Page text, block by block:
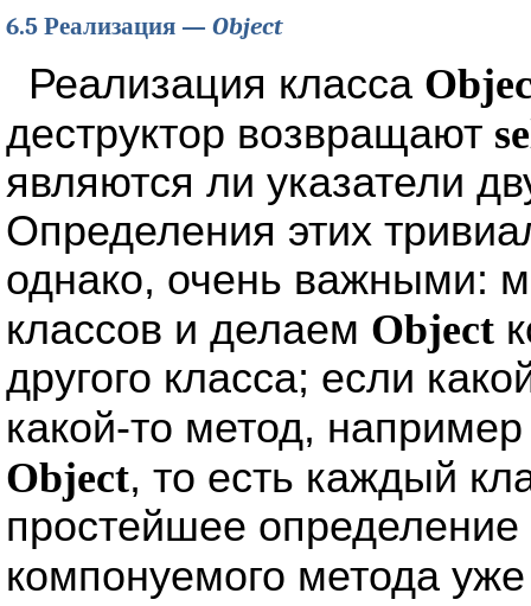
6.5 Реализация — Object
Реализация класса
деструктор возвращают
являются ли указатели
Определения этих
однако, очень важными:
классов и делаем Object
другого класса; если
какой-то метод,
Object, то есть каждый
простейшее
компонуемого метода